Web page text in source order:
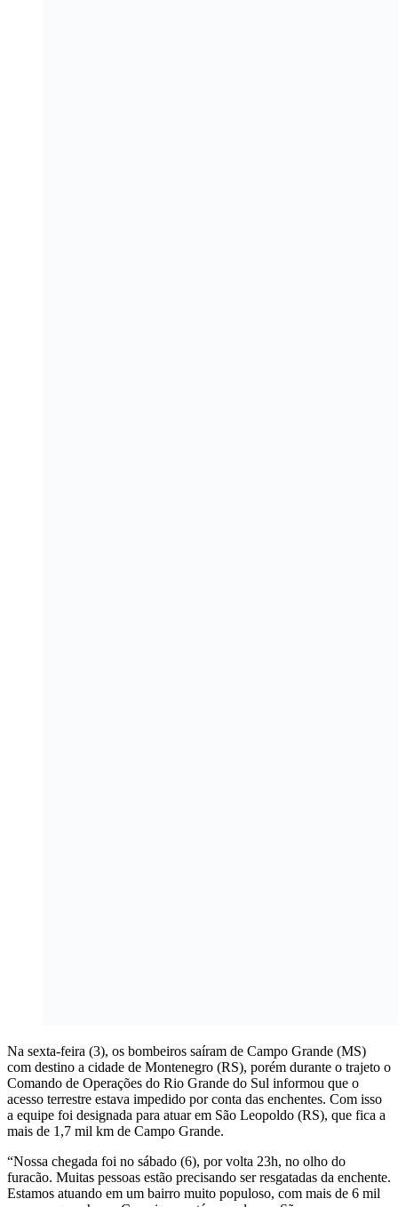
Na sexta-feira (3), os bombeiros saíram de Campo Grande (MS)
com destino a cidade de Montenegro (RS), porém durante o trajeto o
Comando de Operações do Rio Grande do Sul informou que o
acesso terrestre estava impedido por conta das enchentes. Com isso
a equipe foi designada para atuar em São Leopoldo (RS), que fica a
mais de 1,7 mil km de Campo Grande.
“Nossa chegada foi no sábado (6), por volta 23h, no olho do
furacão. Muitas pessoas estão precisando ser resgatadas da enchente.
Estamos atuando em um bairro muito populoso, com mais de 6 mil